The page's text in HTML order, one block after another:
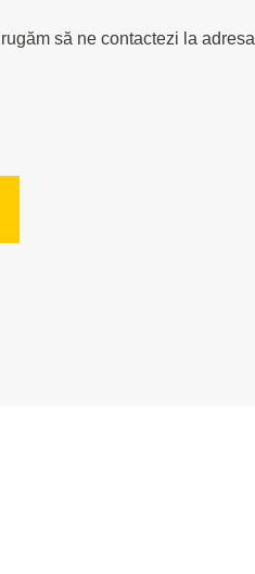
să ne contactezi la adresa